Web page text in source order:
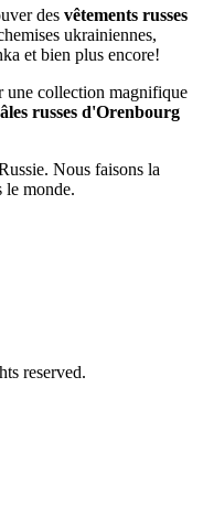
des vêtements russes
ukrainiennes,
et bien plus encore!
une collection magnifique
russes d'Orenbourg
Nous faisons la
le monde.
reserved.